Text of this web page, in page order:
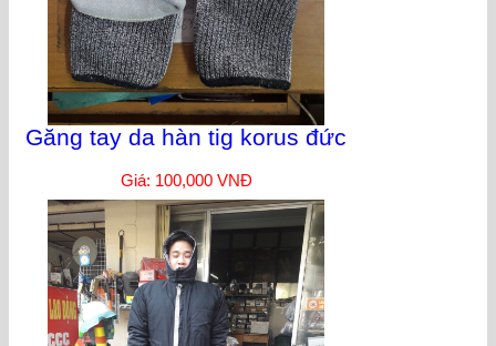
Găng tay da hàn tig korus đức
Giá: 100,000 VNĐ